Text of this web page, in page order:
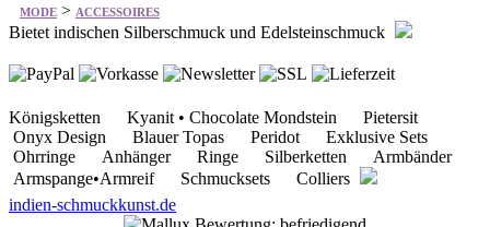
MODE > ACCESSOIRES
Bietet indischen Silberschmuck und Edelsteinschmuck
Königsketten Kyanit • Chocolate Mondstein Pietersit
Onyx Design Blauer Topas Peridot Exklusive Sets
Ohrringe Anhänger Ringe Silberketten Armbänder
Armspange•Armreif Schmucksets Colliers
indien-schmuckkunst.de